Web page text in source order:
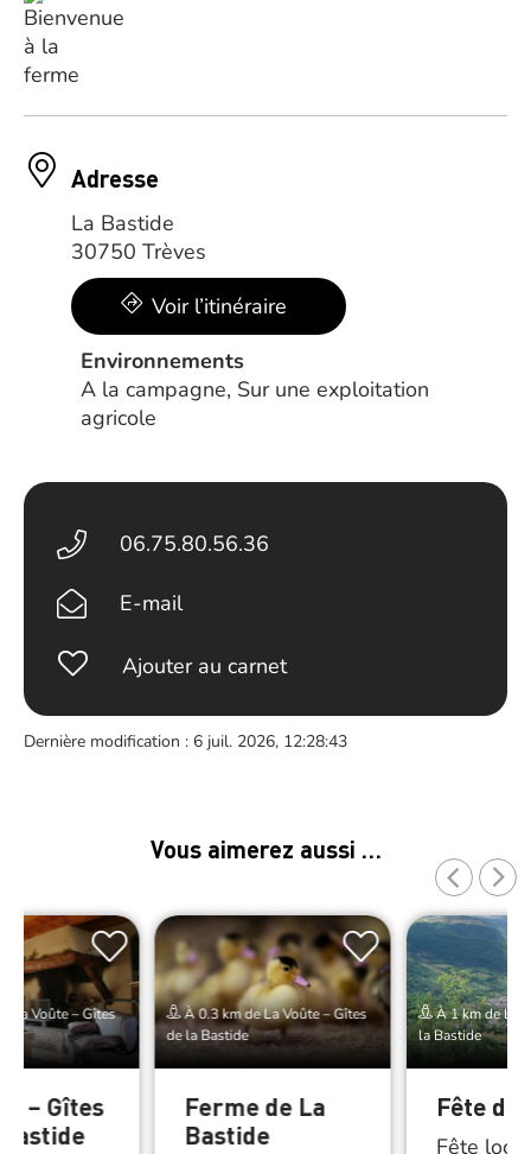
Adresse
La Bastide
30750 Trèves
Voir l’itinéraire
Environnements
A la campagne, Sur une exploitation
agricole
06.75.80.56.36
E-mail
Ajouter au carnet
Dernière modification : 6 juil. 2026, 12:28:43
Vous aimerez aussi …
La Voûte – Gîtes
– Gîtes
À 0.3 km de La Voûte – Gîtes
de la Bastide
Ferme de La
Bastide
À 1 km de La
la Bastide
Fête de
Fête